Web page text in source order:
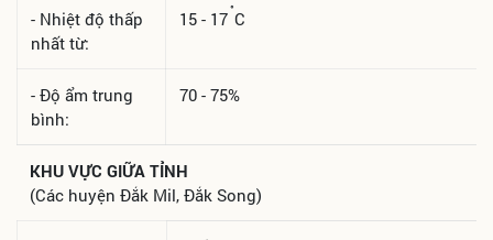
- Nhiệt độ thấp
nhất từ:
15 - 17°C
- Độ ẩm trung
bình:
70 - 75%
KHU VỰC GIỮA TỈNH
(Các huyện Đắk Mil, Đắk Song)